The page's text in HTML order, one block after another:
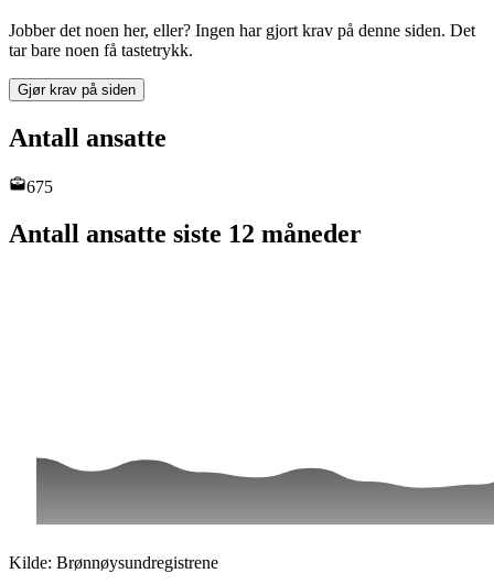
Jobber det noen her, eller? Ingen har gjort krav på denne siden. Det
tar bare noen få tastetrykk.
Gjør krav på siden
Antall ansatte
675
Antall ansatte siste 12 måneder
Kilde: Brønnøysundregistrene